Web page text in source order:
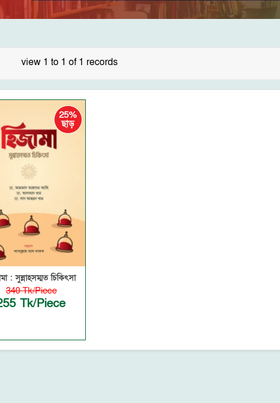
view 1 to 1 of 1 records
25%
ছাড়
: সুন্নাহসম্মত চিকিৎসা
340 Tk/Piece
Tk/Piece